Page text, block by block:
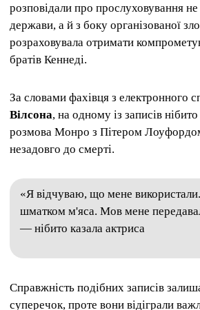
розповідали про прослуховування
держави, а й з боку організованої
розраховувала отримати
братів Кеннеді.
За словами фахівця з електронного
Вілсона, на одному із записів
розмова Монро з Пітером
незадовго до смерті.
«Я відчуваю, що мене
шматком м'яса. Мов мене
— нібито казала актриса
Справжність подібних записів
суперечок, проте вони відіграли